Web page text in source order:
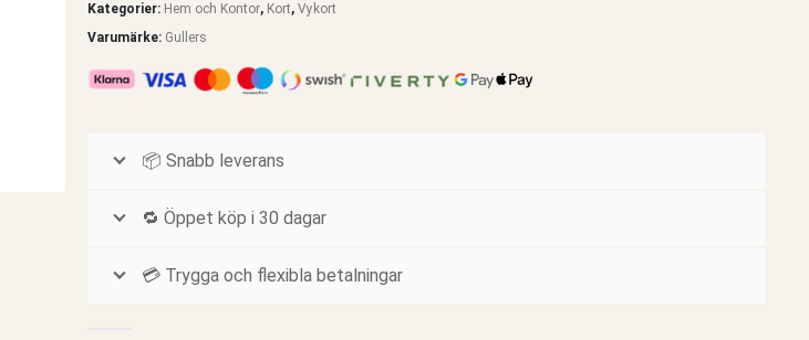
Kategorier: Hem och Kontor, Kort, Vykort
Varumärke: Gullers
📦 Snabb leverans
🔁 Öppet köp i 30 dagar
💳 Trygga och flexibla betalningar